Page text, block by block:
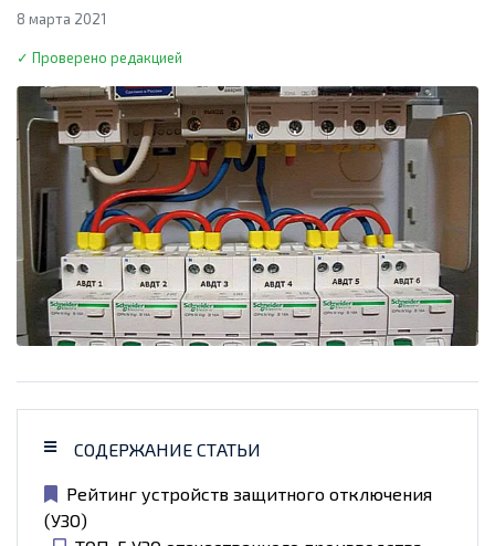
8 марта 2021
✓ Проверено редакцией
СОДЕРЖАНИЕ СТАТЬИ
Рейтинг устройств защитного отключения
(УЗО)